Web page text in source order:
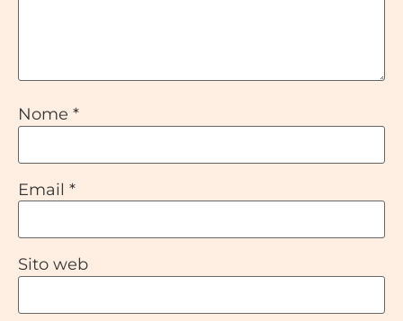
Nome *
Email *
Sito web